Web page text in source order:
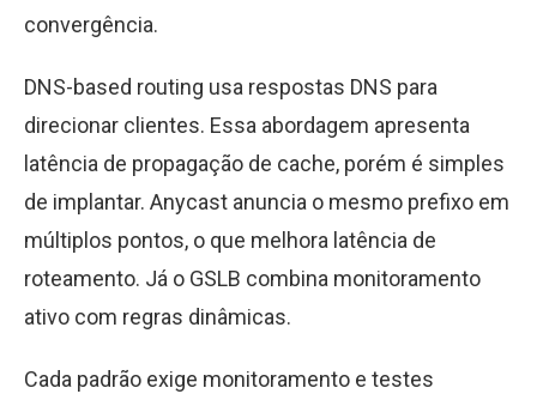
convergência.
DNS-based routing usa respostas DNS para
direcionar clientes. Essa abordagem apresenta
latência de propagação de cache, porém é simples
de implantar. Anycast anuncia o mesmo prefixo em
múltiplos pontos, o que melhora latência de
roteamento. Já o GSLB combina monitoramento
ativo com regras dinâmicas.
Cada padrão exige monitoramento e testes